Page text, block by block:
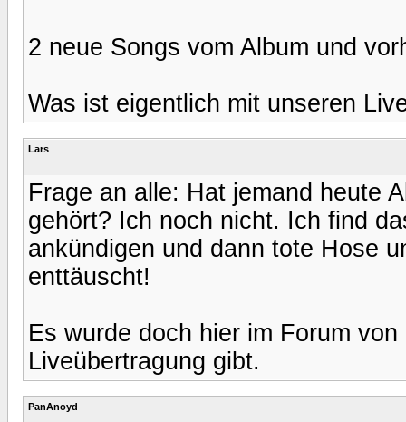
2 neue Songs vom Album und
Was ist eigentlich mit unseren
Lars
Frage an alle: Hat jemand heute
gehört? Ich noch nicht. Ich find
ankündigen und dann tote Hose
enttäuscht!
Es wurde doch hier im Forum
Liveübertragung gibt.
PanAnoyd